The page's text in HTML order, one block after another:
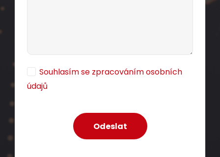
Souhlasím se zpracováním osobních
údajů